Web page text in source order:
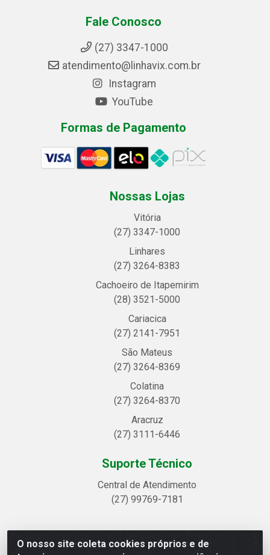
O nosso site coleta cookies próprios e de
Fale Conosco
(27) 3347-1000
atendimento@linhavix.com.br
Instagram
YouTube
Formas de Pagamento
Nossas Lojas
Vitória
(27) 3347-1000
Linhares
(27) 3264-8383
Cachoeiro de Itapemirim
(28) 3521-5000
Cariacica
(27) 2141-7951
São Mateus
(27) 3264-8369
Colatina
(27) 3264-8370
Aracruz
(27) 3111-6446
Suporte Técnico
Central de Atendimento
(27) 99769-7181
Linhavix Distribuidora LTDA - Avenida Alegre, 2521 -